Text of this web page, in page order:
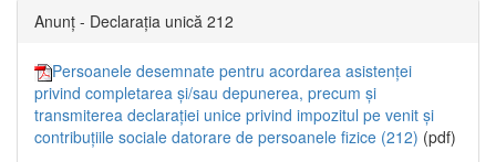
Anunț - Declarația unică 212
Persoanele desemnate pentru acordarea asistenței
privind completarea și/sau depunerea, precum și
transmiterea declarației unice privind impozitul pe venit și
contribuțiile sociale datorare de persoanele fizice (212) (pdf)